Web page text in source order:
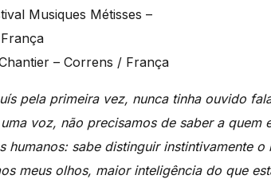
Musiques Métisses –
– Correns / França
pela primeira vez, nunca tinha ouvido
voz, não precisamos de saber a
humanos: sabe distinguir instintivamente
meus olhos, maior inteligência do que